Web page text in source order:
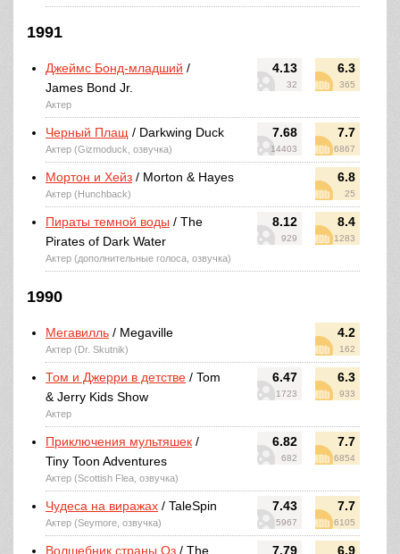
1991
4.13
32
6.3
365
Джеймс Бонд-младший /
James Bond Jr.
Актер
7.68
14403
7.7
6867
Черный Плащ / Darkwing Duck
Актер (Gizmoduck, озвучка)
6.8
25
Мортон и Хейз / Morton & Hayes
Актер (Hunchback)
8.12
929
8.4
1283
Пираты темной воды / The
Pirates of Dark Water
Актер (дополнительные голоса, озвучка)
1990
4.2
162
Мегавилль / Megaville
Актер (Dr. Skutnik)
6.47
1723
6.3
933
Том и Джерри в детстве / Tom
& Jerry Kids Show
Актер
6.82
682
7.7
6854
Приключения мультяшек /
Tiny Toon Adventures
Актер (Scottish Flea, озвучка)
7.43
5967
7.7
6105
Чудеса на виражах / TaleSpin
Актер (Seymore, озвучка)
7.79 6.9
Волшебник страны Оз / The